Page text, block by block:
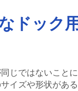
ドック
じではないこと
イズや形状があ